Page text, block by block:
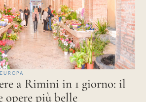
a Rimini in 1 giorno: il
opere più belle